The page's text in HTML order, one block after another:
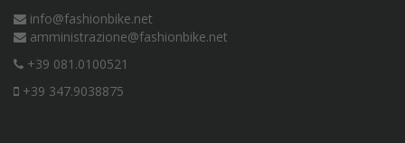
info@fashionbike.net
amministrazione@fashionbike.net
+39 081.0100521
+39 347.9038875